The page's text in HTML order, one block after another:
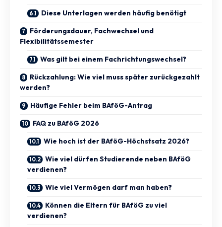
Diese Unterlagen werden häufig benötigt
Förderungsdauer, Fachwechsel und
Flexibilitätssemester
Was gilt bei einem Fachrichtungswechsel?
Rückzahlung: Wie viel muss später zurückgezahlt
werden?
Häufige Fehler beim BAföG-Antrag
FAQ zu BAföG 2026
Wie hoch ist der BAföG-Höchstsatz 2026?
Wie viel dürfen Studierende neben BAföG
verdienen?
Wie viel Vermögen darf man haben?
Können die Eltern für BAföG zu viel
verdienen?